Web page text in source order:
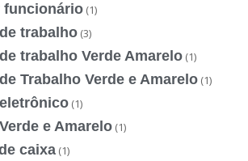
funcionário (1)
trabalho (3)
trabalho Verde Amarelo (1)
Trabalho Verde e Amarelo (1)
(1)
e Amarelo (1)
caixa (1)